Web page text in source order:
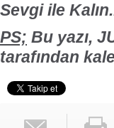
Sevgi ile
PS; Bu yazı,
tarafından